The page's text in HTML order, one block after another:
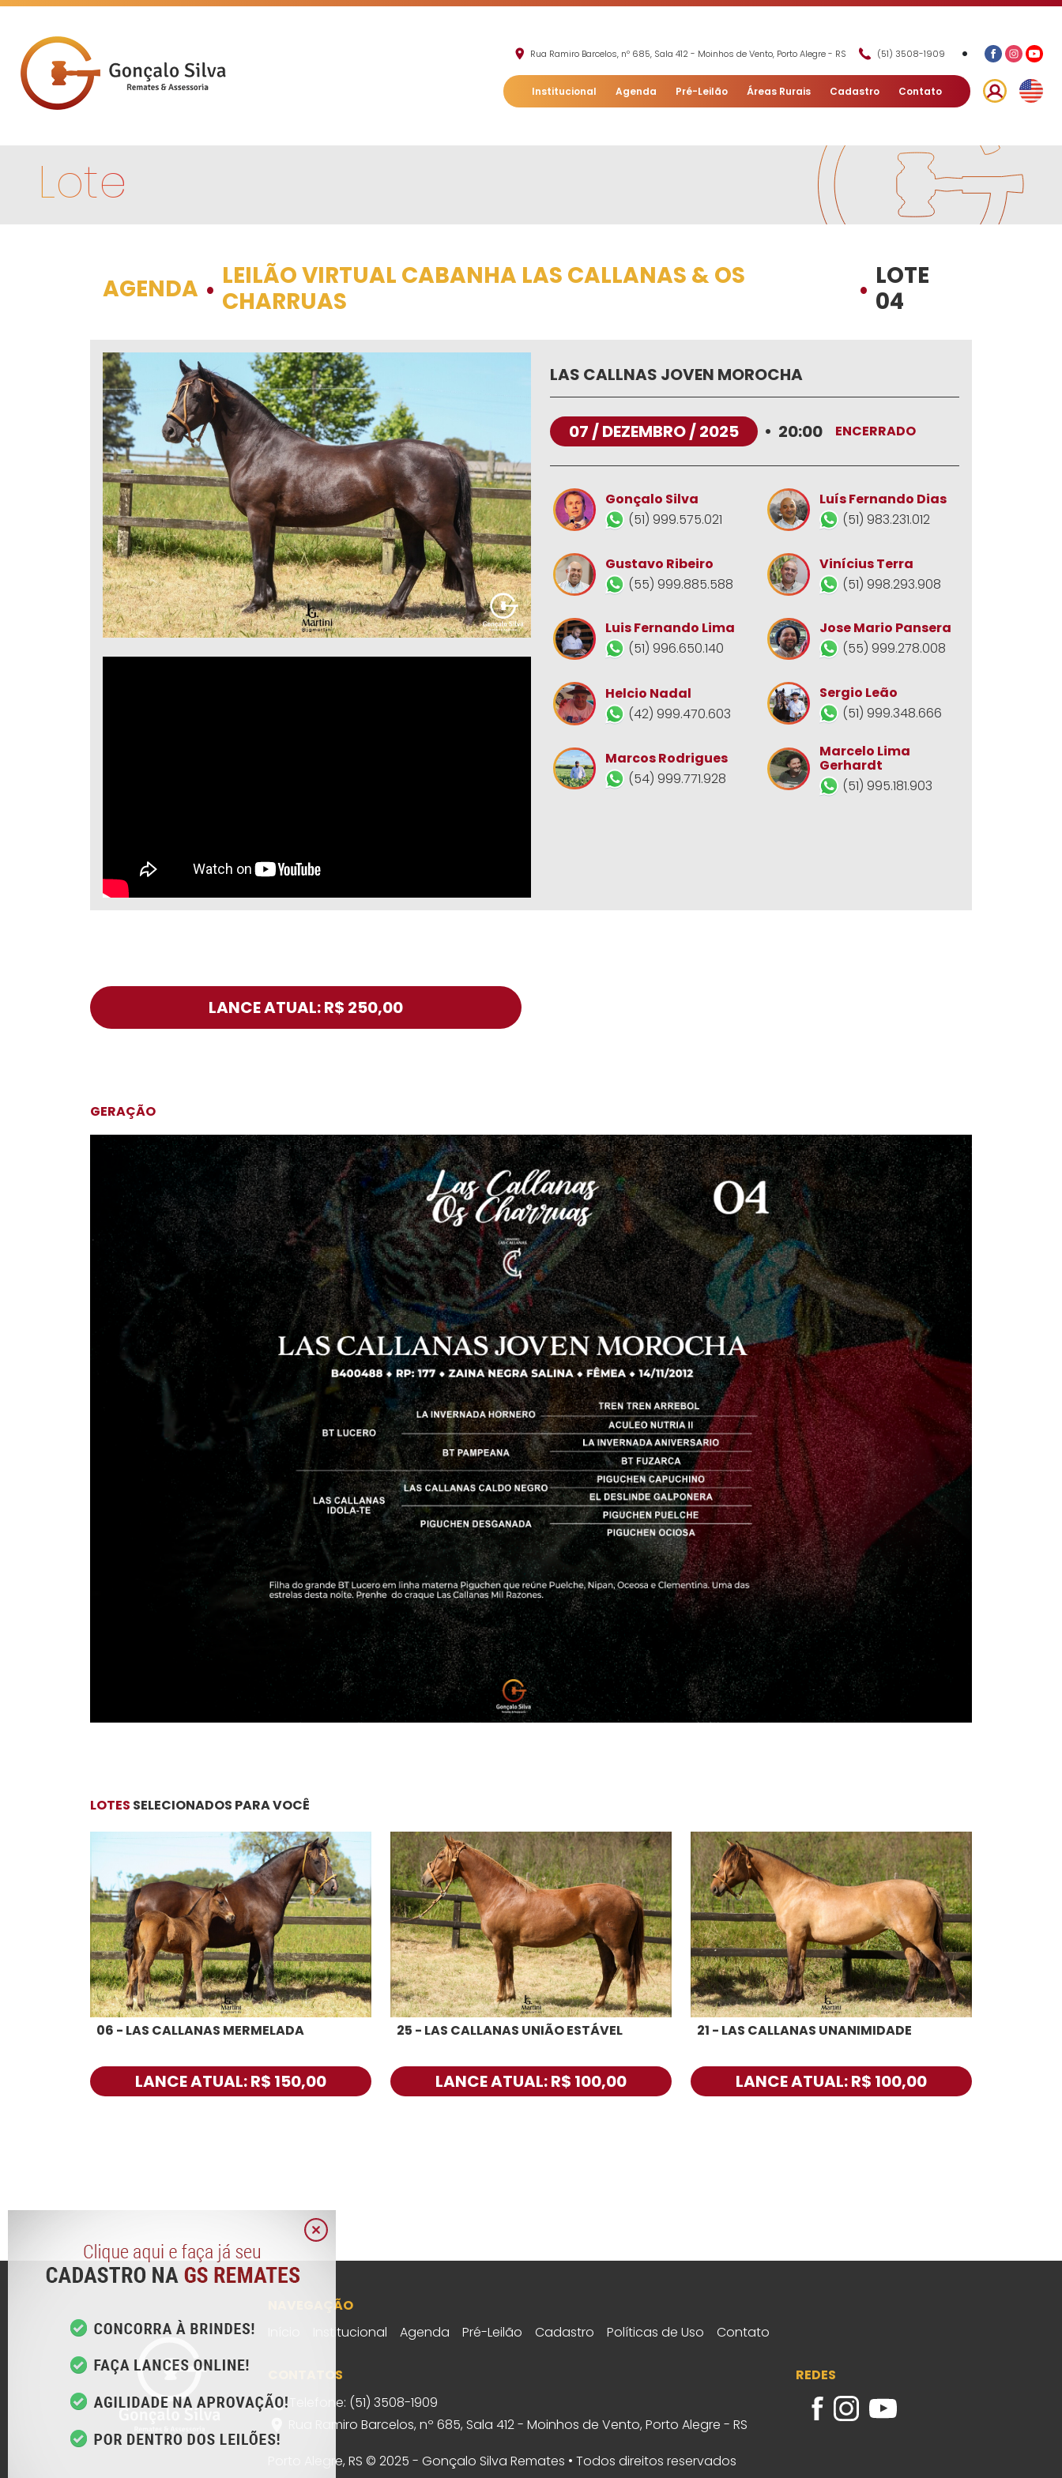
Rua Ramiro Barcelos, nº 685, Sala 412 - Moinhos de Vento, Porto Alegre - RS (51) 3508-1909 •
Institucional Agenda Pré-Leilão Áreas Rurais Cadastro Contato
Lote
AGENDA • LEILÃO VIRTUAL CABANHA LAS CALLANAS & OS
CHARRUAS
• LOTE
04
LAS CALLNAS JOVEN MOROCHA
07 / DEZEMBRO / 2025 • 20:00 ENCERRADO
Gonçalo Silva
(51) 999.575.021
Luís Fernando Dias
(51) 983.231.012
Gustavo Ribeiro
(55) 999.885.588
Vinícius Terra
(51) 998.293.908
Luis Fernando Lima
(51) 996.650.140
Jose Mario Pansera
(55) 999.278.008
Helcio Nadal
(42) 999.470.603
Sergio Leão
(51) 999.348.666
Marcos Rodrigues
(54) 999.771.928
Marcelo Lima
Gerhardt
(51) 995.181.903
LANCE ATUAL: R$ 250,00
GERAÇÃO
LOTES SELECIONADOS PARA VOCÊ
06 - LAS CALLANAS MERMELADA
LANCE ATUAL: R$ 150,00
25 - LAS CALLANAS UNIÃO ESTÁVEL
LANCE ATUAL: R$ 100,00
21 - LAS CALLANAS UNANIMIDADE
LANCE ATUAL: R$ 100,00
NAVEGAÇÃO
Institucional Agenda Pré-Leilão Cadastro Políticas de Uso Contato
CONTATOS
Telefone: (51) 3508-1909
Rua Ramiro Barcelos, nº 685, Sala 412 - Moinhos de Vento, Porto Alegre - RS
Porto Alegre, RS © 2025 - Gonçalo Silva Remates • Todos direitos reservados
REDES